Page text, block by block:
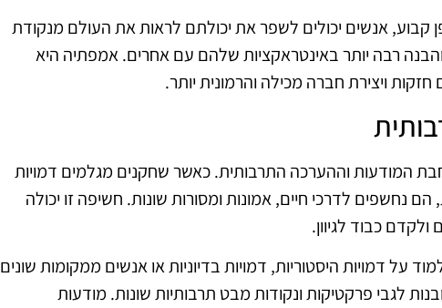
אנשים יכולים לשפר את יכולתם לראות את העולם מנקודת
רבה יותר באינטראקציות שלהם עם אחרים. אמפתיה היא
חזקות ויצירת חברה מכילה והרמונית יותר.
המודעות וההערכה התרבותית. כאשר שחקנים מגלמים דמויות
הם נחשפים לדרכי חיים, אמונות ומסורות שונות. חשיפה זו יכולה
כבוד לגיוון.
על דמויות היסטוריות, דמויות בדיוניות או אנשים ממקומות שונים
לגבי פרקטיקות ונקודות מבט תרבותיות שונות. מודעות